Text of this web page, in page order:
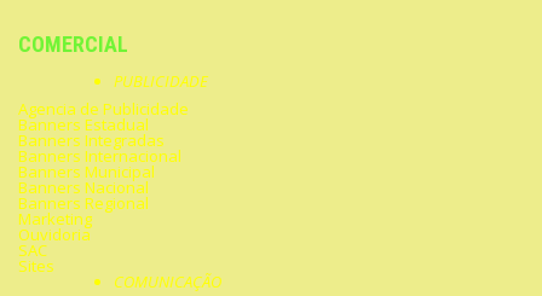
COMERCIAL
PUBLICIDADE
Agencia de Publicidade
Banners Estadual
Banners Integradas
Banners Internacional
Banners Municipal
Banners Nacional
Banners Regional
Marketing
Ouvidoria
SAC
Sites
COMUNICAÇÃO